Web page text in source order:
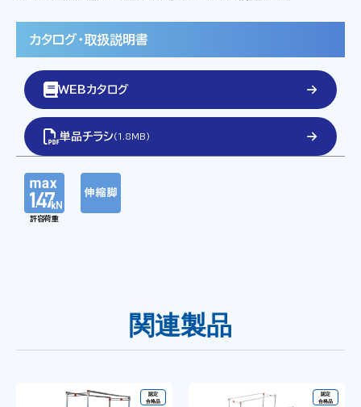
カタログ・取扱説明書
WEBカタログ
単品チラシ ( 1.8MB )
許容荷重
関連製品
認定
合格品
認定
合格品